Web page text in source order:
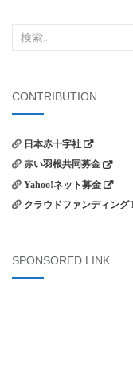
象:
CONTRIBUTION
日本赤十字社
赤い羽根共同募金
Yahoo!ネット募金
クラウドファンディング
SPONSORED LINK